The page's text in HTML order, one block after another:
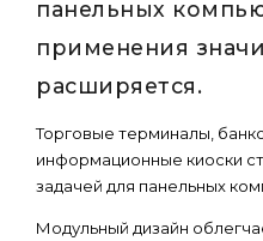
панельных
применения
расширяется.
Торговые терминалы,
информационные киоски
задачей для панельных
Модульный дизайн